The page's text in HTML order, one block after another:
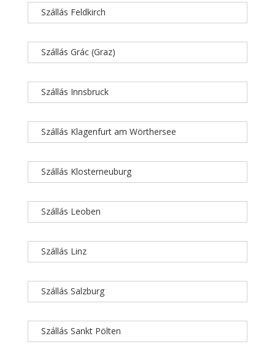
Szállás Feldkirch
Szállás Grác (Graz)
Szállás Innsbruck
Szállás Klagenfurt am Wörthersee
Szállás Klosterneuburg
Szállás Leoben
Szállás Linz
Szállás Salzburg
Szállás Sankt Pölten